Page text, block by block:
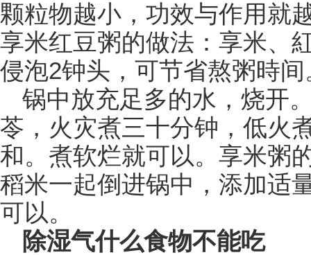
颗粒物越小，功效与作用就
享米红豆粥的做法：享米、
侵泡2钟头，可节省熬粥時间
锅中放充足多的水，烧开
苓，火灾煮三十分钟，低火
和。煮软烂就可以。享米粥
稻米一起倒进锅中，添加适
可以。
除湿气什么食物不能吃